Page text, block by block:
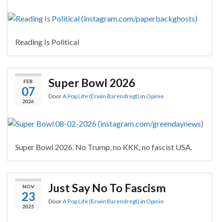
Reading Is Political
FEB
07
2026
Super Bowl 2026
DoorA Pop Life (Erwin Barendregt) in Opinie
Super Bowl 2026. No Trump, no KKK, no fascist USA.
NOV
23
2025
Just Say No To Fascism
DoorA Pop Life (Erwin Barendregt) in Opinie